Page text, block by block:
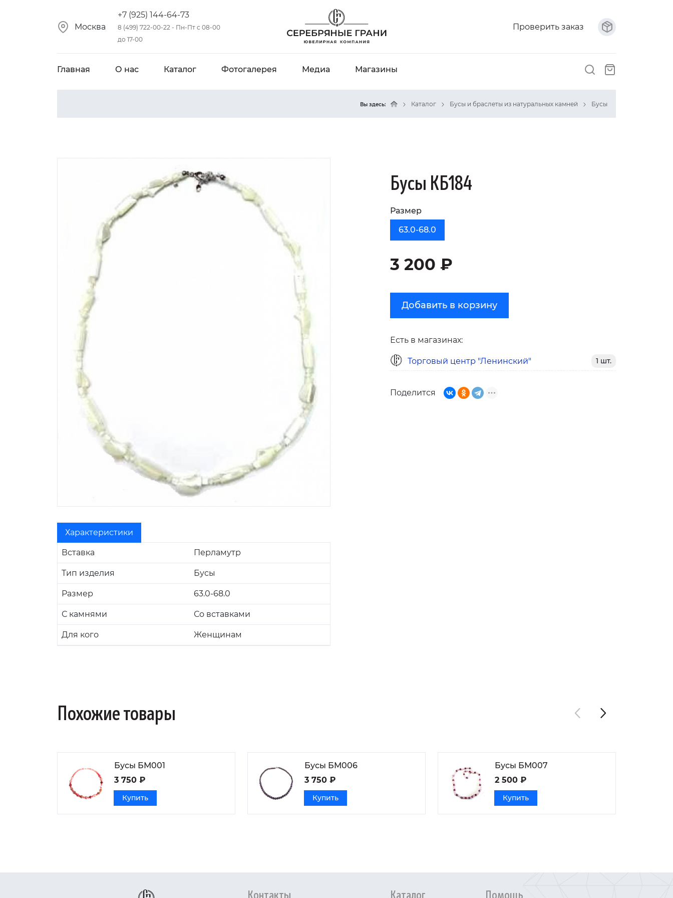
Москва
+7 (925) 144-64-73
8 (499) 722-00-22 - Пн-Пт с 08-00
до 17-00
Проверить заказ
Главная О нас Каталог Фотогалерея Медиа Магазины
Вы здесь: Каталог Бусы и браслеты из натуральных камней Бусы
Характеристики
Вставка Перламутр
Тип изделия Бусы
Размер 63.0-68.0
С камнями Со вставками
Для кого Женщинам
Бусы КБ184
Размер
63.0-68.0
3 200 ₽
Добавить в корзину
Есть в магазинах:
Торговый центр "Ленинский" 1 шт.
Поделится
Похожие товары
Бусы БМ001
3 750 ₽
Купить
Бусы БМ006
3 750 ₽
Купить
Бусы БМ007
2 500 ₽
Купить